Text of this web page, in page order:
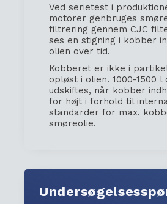
Ved serietest i
motorer genbruges
filtrering gennem CJC
ses en stigning i kobber
olien over tid.
Kobberet er ikke i
opløst i olien. 1000-1500 l
udskiftes, når kobber
for højt i forhold til
standarder for max.
smøreolie.